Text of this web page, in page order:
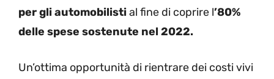
per gli automobilisti al fine di coprire l’80%
delle spese sostenute nel 2022.
Un’ottima opportunità di rientrare dei costi vivi